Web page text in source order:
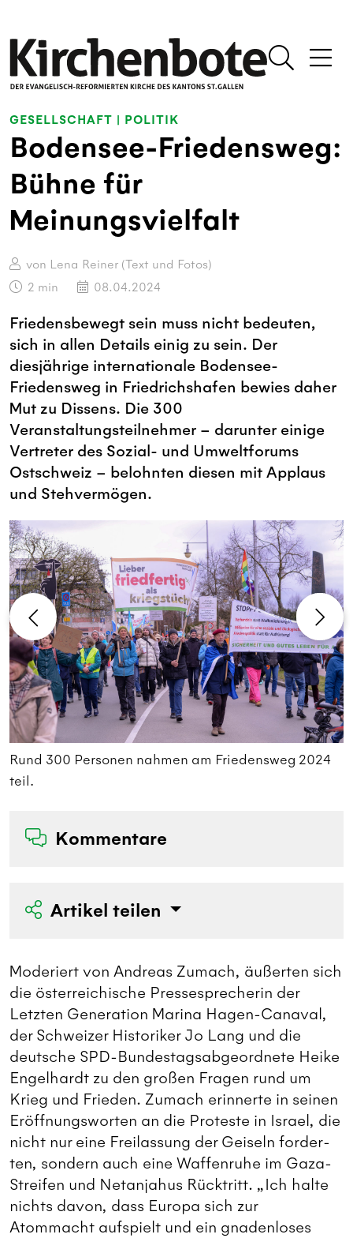
GESELLSCHAFT | POLITIK
Bodensee-Friedensweg:
Bühne für
Meinungsvielfalt
von Lena Reiner (Text und Fotos)
2 min 08.04.2024
Friedensbewegt sein muss nicht bedeuten,
sich in allen Details einig zu sein. Der
diesjährige internationale Bodensee-
Friedensweg in Friedrichshafen bewies daher
Mut zu Dissens. Die 300
Veranstaltungsteilnehmer – darunter einige
Vertreter des Sozial- und Umweltforums
Ostschweiz – belohnten diesen mit Applaus
und Stehvermögen.
Rund 300 Personen nahmen am Friedensweg 2024
teil.
Kommentare
Artikel teilen
Moderiert von Andreas Zumach, äußerten sich
die österreichische Pressesprecherin der
Letzten Gene­ration Marina Hagen-Canaval,
der Schweizer Historiker Jo Lang und die
deutsche SPD-Bundestagsab­ge­ordnete Heike
Engelhardt zu den großen Fragen rund um
Krieg und Frieden. Zumach erinnerte in seinen
Eröffnungsworten an die Proteste in Israel, die
nicht nur eine Freilassung der Geiseln forder­
ten, sondern auch eine Waffenruhe im Gaza-
Streifen und Netanjahus Rücktritt. „Ich halte
nichts davon, dass Europa sich zur
Atommacht aufspielt und ein gnadenloses